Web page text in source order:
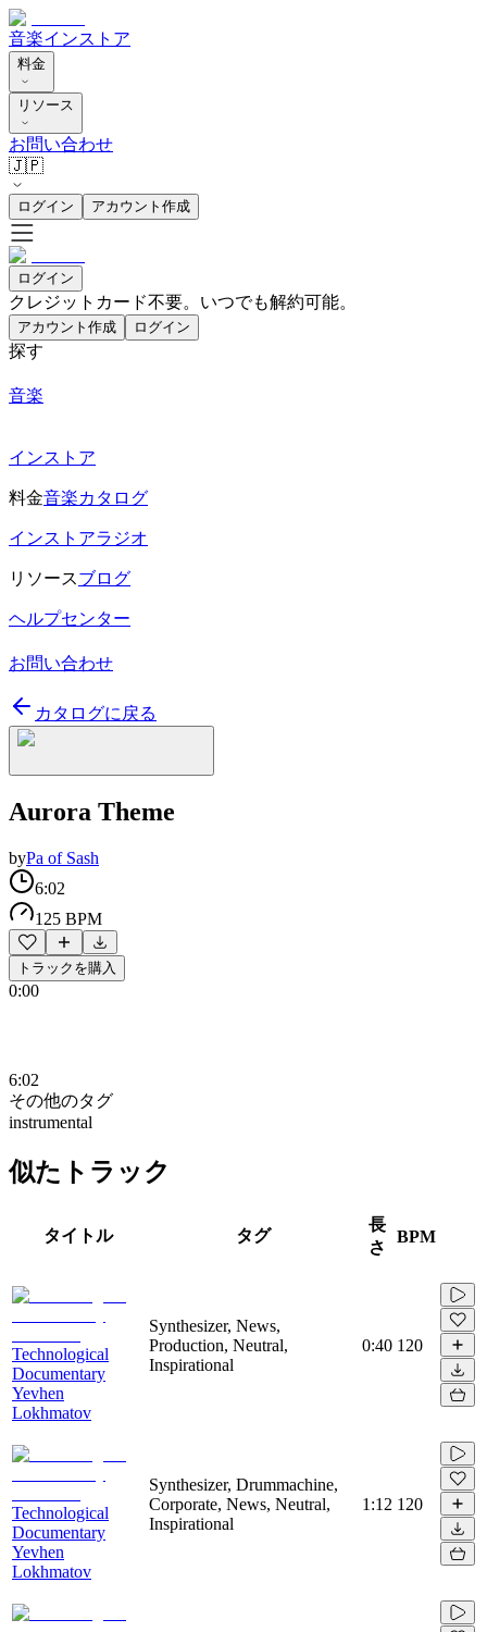
音楽インストア
料金
リソース
お問い合わせ
🇯🇵
ログイン アカウント作成
ログイン
クレジットカード不要。いつでも解約可能。
アカウント作成 ログイン
探す
音楽
インストア
料金音楽カタログ
インストアラジオ
リソースブログ
ヘルプセンター
お問い合わせ
カタログに戻る
Aurora Theme
byPa of Sash
6:02
125 BPM
トラックを購入
0:00
6:02
その他のタグ
instrumental
似たトラック
タイトル タグ
長
さ
BPM
Technological
Documentary
Yevhen
Lokhmatov
Synthesizer, News,
Production, Neutral,
Inspirational
0:40 120
Technological
Documentary
Yevhen
Lokhmatov
Synthesizer, Drummachine,
Corporate, News, Neutral,
Inspirational
1:12 120